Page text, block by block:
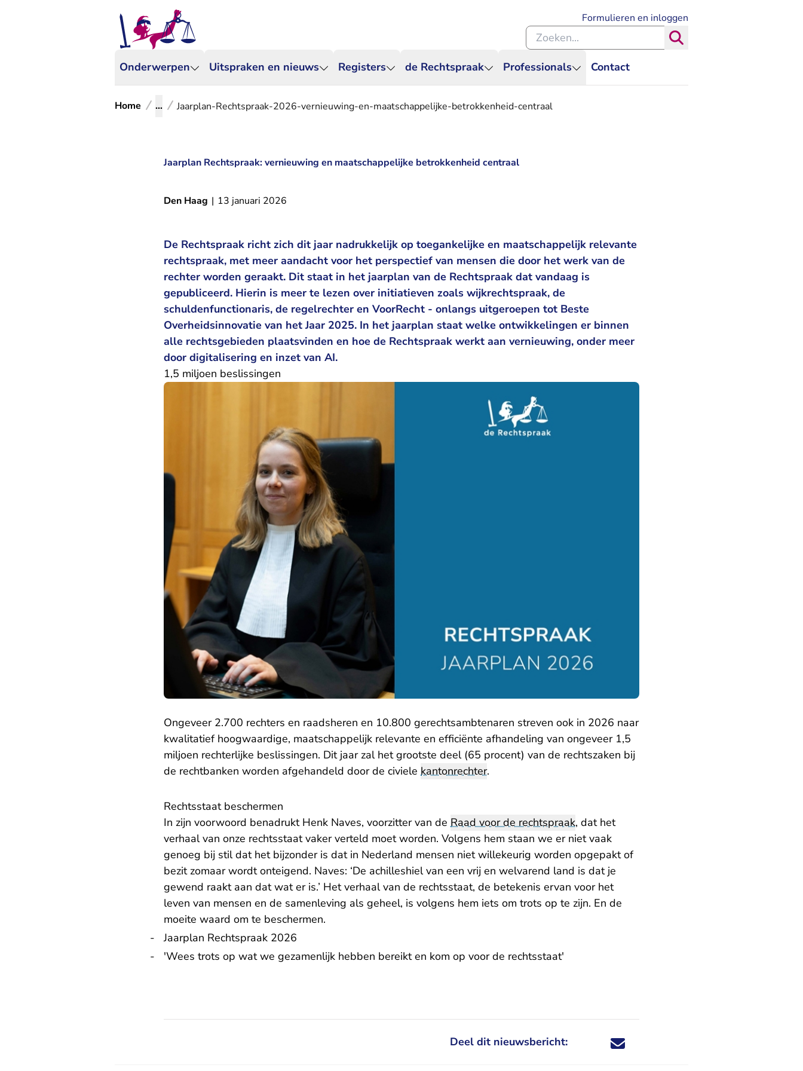
Onderwerpen Uitspraken en nieuws Registers de Rechtspraak Professionals Contact
Formulieren en inloggen
Zoeken binnen de Rechtspraak
Home ... Jaarplan-Rechtspraak-2026-vernieuwing-en-maatschappelijke-betrokkenheid-centraal
Jaarplan Rechtspraak: vernieuwing en maatschappelijke betrokkenheid centraal
Den Haag | 13 januari 2026
De Rechtspraak richt zich dit jaar nadrukkelijk op toegankelijke en maatschappelijk relevante
rechtspraak, met meer aandacht voor het perspectief van mensen die door het werk van de
rechter worden geraakt. Dit staat in het jaarplan van de Rechtspraak dat vandaag is
gepubliceerd. Hierin is meer te lezen over initiatieven zoals wijkrechtspraak, de
schuldenfunctionaris, de regelrechter en VoorRecht - onlangs uitgeroepen tot Beste
Overheidsinnovatie van het Jaar 2025. In het jaarplan staat welke ontwikkelingen er binnen
alle rechtsgebieden plaatsvinden en hoe de Rechtspraak werkt aan vernieuwing, onder meer
door digitalisering en inzet van AI.
1,5 miljoen beslissingen
Ongeveer 2.700 rechters en raadsheren en 10.800 gerechtsambtenaren streven ook in 2026 naar
kwalitatief hoogwaardige, maatschappelijk relevante en efficiënte afhandeling van ongeveer 1,5
miljoen rechterlijke beslissingen. Dit jaar zal het grootste deel (65 procent) van de rechtszaken bij
de rechtbanken worden afgehandeld door de civiele kantonrechter.
Rechtsstaat beschermen
In zijn voorwoord benadrukt Henk Naves, voorzitter van de Raad voor de rechtspraak, dat het
verhaal van onze rechtsstaat vaker verteld moet worden. Volgens hem staan we er niet vaak
genoeg bij stil dat het bijzonder is dat in Nederland mensen niet willekeurig worden opgepakt of
bezit zomaar wordt onteigend. Naves: ‘De achilleshiel van een vrij en welvarend land is dat je
gewend raakt aan dat wat er is.’ Het verhaal van de rechtsstaat, de betekenis ervan voor het
leven van mensen en de samenleving als geheel, is volgens hem iets om trots op te zijn. En de
moeite waard om te beschermen.
Jaarplan Rechtspraak 2026
'Wees trots op wat we gezamenlijk hebben bereikt en kom op voor de rechtsstaat'
Deel dit nieuwsbericht: Deel dit nieuwsbericht via X - U verlaat
Deel dit nieuwsbericht via Facebook - U
Deel dit nieuwsbericht via e-mail
Deel dit nieuwsbericht via LinkedIn - U